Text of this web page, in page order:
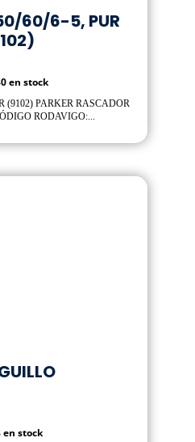
60/6-5, PUR
en stock
(9102) PARKER RASCADOR
RODAVIGO:...
en stock